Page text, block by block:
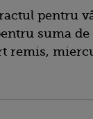
pentru
suma de
remis,